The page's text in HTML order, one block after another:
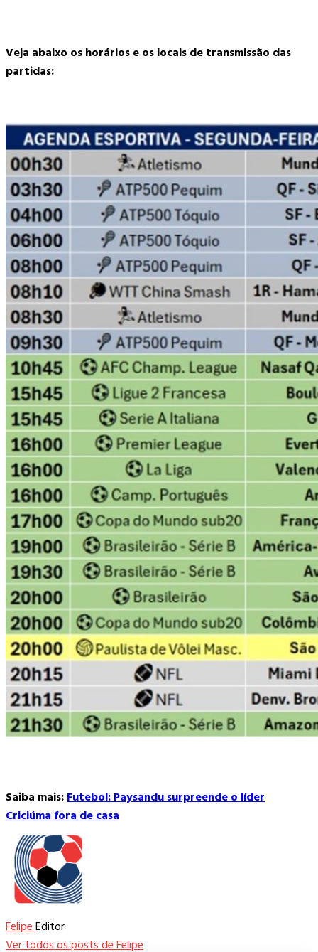
Veja abaixo os horários e os locais de transmissão das
partidas:
Saiba mais:Futebol: Paysandu surpreende o líder
Criciúma fora de casa
FelipeEditor
Ver todos os posts de Felipe